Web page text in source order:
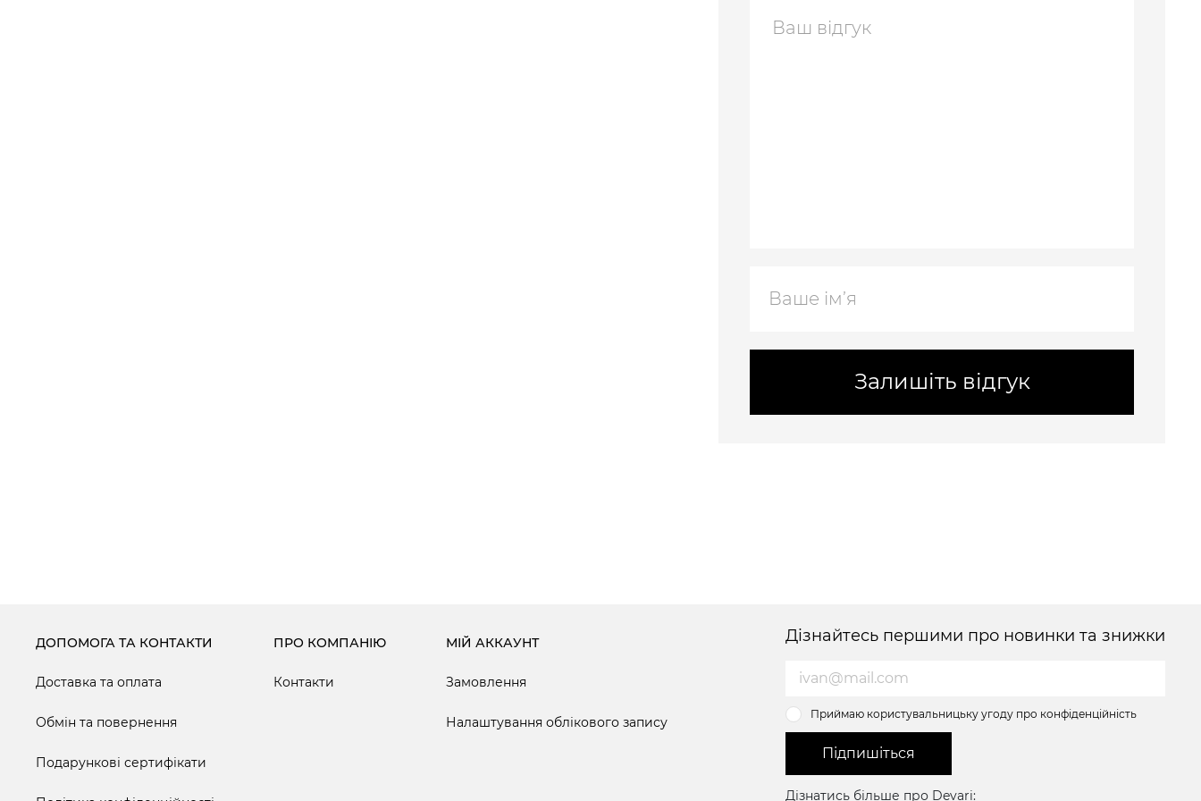
Залишіть відгук
ДОПОМОГА ТА КОНТАКТИ
Доставка та оплата
Обмін та повернення
Подарункові сертифікати
ПРО КОМПАНІЮ
Контакти
МІЙ АККАУНТ
Замовлення
Налаштування облікового запису
Дізнайтесь першими про новинки та знижки
Приймаю користувальницьку угоду про конфіденційність
Підпишіться
Дізнатись більше про Devari: